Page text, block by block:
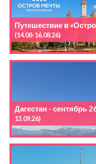
Путешествие в
(14.08-16.08.26)
Дагестан - сентябрь
13.09.26)